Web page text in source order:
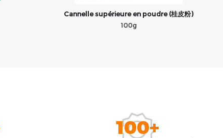
Cannelle supérieure en poudre (桂皮粉)
100g
100+